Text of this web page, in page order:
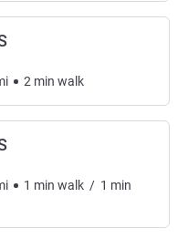
2 min walk
1 min walk / 1 min